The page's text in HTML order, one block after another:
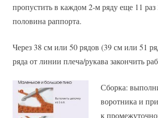
пропустить в каждом 2-м ряду еще 11 раз
половина раппорта.
Через 38 см или 50 рядов (39 см или 51
ряда от линии плеча/рукава закончить
Сборка:
воротника и
к